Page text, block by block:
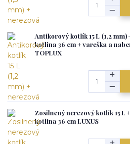
Antikorový kotlík 15 L (1,2 mm)
kotlina 36 cm + vareška a
TOPLUX
Zosilnený nerezový kotlík 15 L
kotlina 36 cm LUXUS